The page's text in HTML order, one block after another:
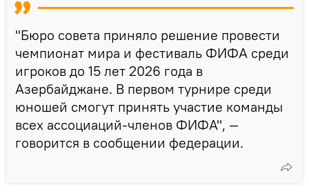
"Бюро совета приняло решение провести
чемпионат мира и фестиваль ФИФА среди
игроков до 15 лет 2026 года в
Азербайджане. В первом турнире среди
юношей смогут принять участие команды
всех ассоциаций-членов ФИФА", —
говорится в сообщении федерации.